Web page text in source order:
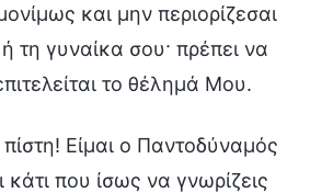
και μην περιορίζεσαι
τη γυναίκα σου· πρέπει να
το θέλημά Μου.
Είμαι ο Παντοδύναμός
κάτι που ίσως να γνωρίζεις